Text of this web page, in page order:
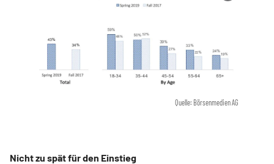
Quelle: Börsenmedien AG
Nicht zu spät für den Einstieg